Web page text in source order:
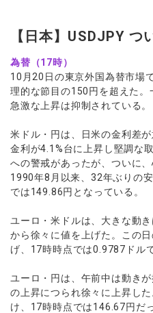
【日本】USDJPY つ
為替（17時）
10月20日の東京外国為替市場
理的な節目の150円を超えた。
急激な上昇は抑制されている。
米ドル・円は、日米の金利差
金利が4.1%台に上昇し堅調な
への警戒があったが、ついに
1990年8月以来、32年ぶりの
では149.86円となっている。
ユーロ・米ドルは、大きな動
から徐々に値を上げた。この
げ、17時時点では0.9787ドル
ユーロ・円は、午前中は動き
の上昇につられ徐々に上昇し
け、17時時点では146.67円だっ